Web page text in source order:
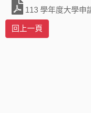
113 學年度大學申